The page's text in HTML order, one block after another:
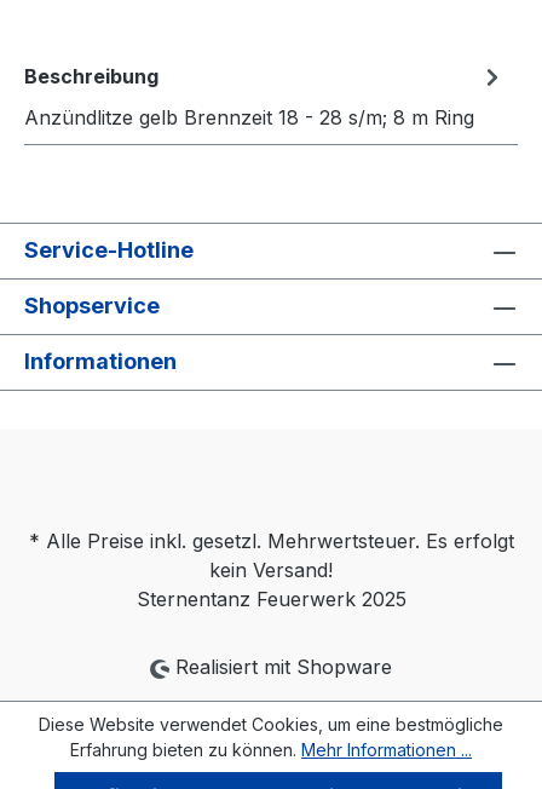
Beschreibung
Anzündlitze gelb Brennzeit 18 - 28 s/m; 8 m Ring
Service-Hotline
Shopservice
Informationen
* Alle Preise inkl. gesetzl. Mehrwertsteuer. Es erfolgt
kein Versand!
Sternentanz Feuerwerk 2025
Realisiert mit Shopware
Diese Website verwendet Cookies, um eine bestmögliche
Erfahrung bieten zu können. Mehr Informationen ...